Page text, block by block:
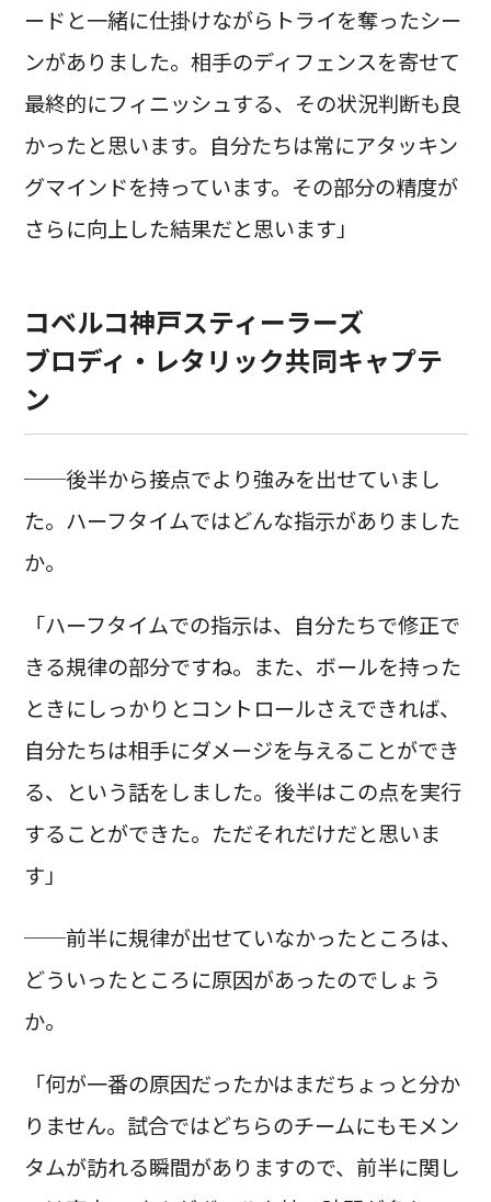
ードと一緒に仕掛けながらトライを奪ったシー
ンがありました。相手のディフェンスを寄せて
最終的にフィニッシュする、その状況判断も良
かったと思います。自分たちは常にアタッキン
グマインドを持っています。その部分の精度が
さらに向上した結果だと思います」
コベルコ神戸スティーラーズ
ブロディ・レタリック共同キャプテ
ン
──後半から接点でより強みを出せていまし
た。ハーフタイムではどんな指示がありました
か。
「ハーフタイムでの指示は、自分たちで修正で
きる規律の部分ですね。また、ボールを持った
ときにしっかりとコントロールさえできれば、
自分たちは相手にダメージを与えることができ
る、という話をしました。後半はこの点を実行
することができた。ただそれだけだと思いま
す」
──前半に規律が出せていなかったところは、
どういったところに原因があったのでしょう
か。
「何が一番の原因だったかはまだちょっと分か
りません。試合ではどちらのチームにもモメン
タムが訪れる瞬間がありますので、前半に関し